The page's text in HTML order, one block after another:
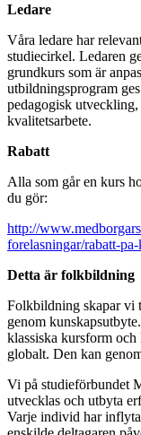
Ledare
Våra ledare har
studiecirkel. Ledaren
grundkurs som är
utbildningsprogram
pedagogisk
kvalitetsarbete.
Rabatt
Alla som går en kurs
du gör:
http://
forelasningar/rabatt-
Detta är folkbildning
Folkbildning skapar vi
genom
klassiska kursform
globalt. Den kan
Vi på studieförbundet
utvecklas och utbyta
Varje individ har